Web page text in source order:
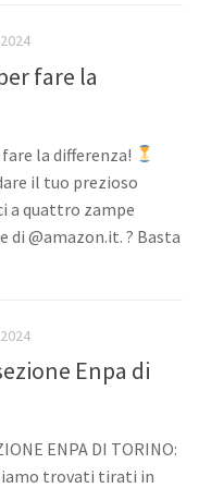
fare la
la differenza!
il tuo prezioso
a quattro zampe
di @amazon.it. ? Basta
Enpa di
ENPA DI TORINO:
trovati tirati in